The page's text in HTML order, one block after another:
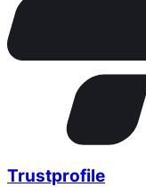
Trustprofile